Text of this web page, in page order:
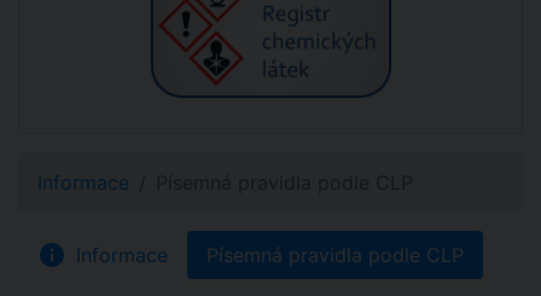
Informace
info Informace Písemná pravidla podle CLP